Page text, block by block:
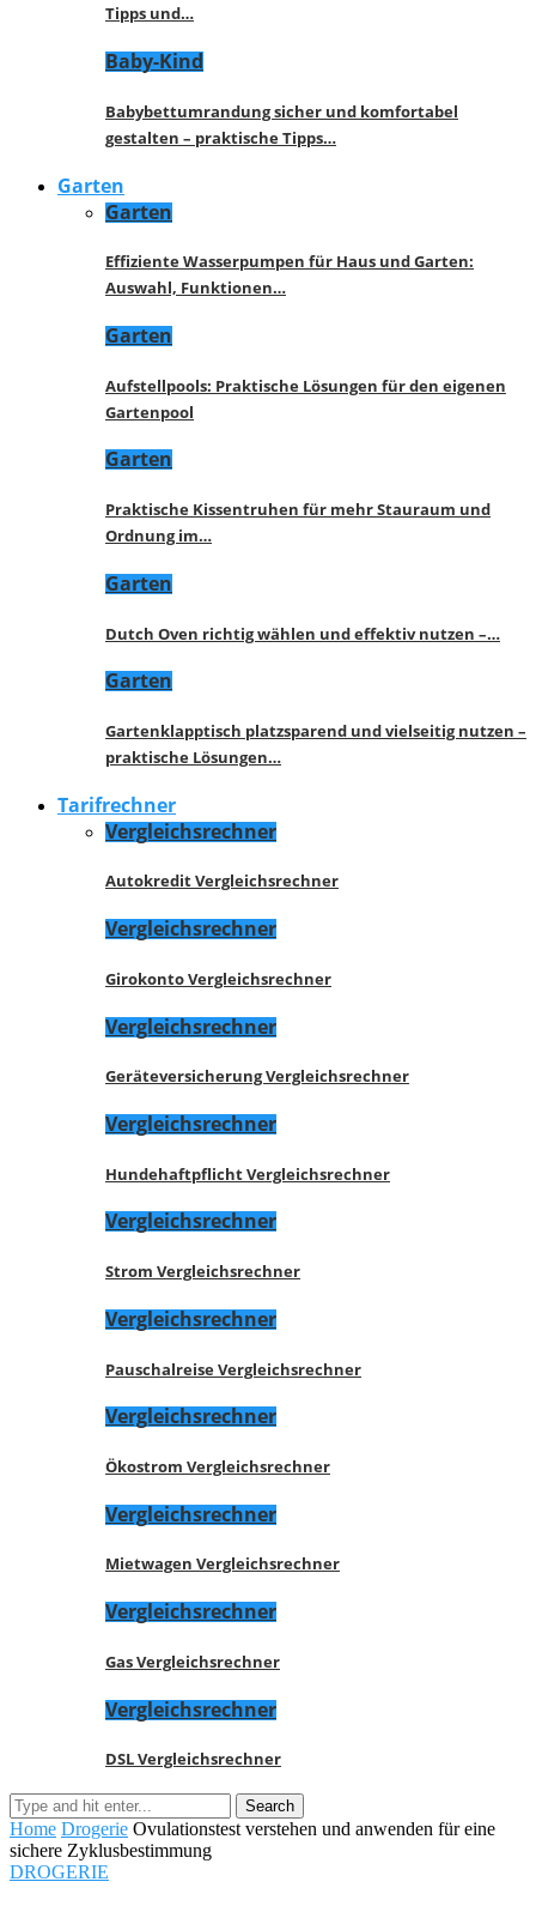
Tipps und…
Baby-Kind
Babybettumrandung sicher und komfortabel
gestalten – praktische Tipps…
Garten
Garten
Effiziente Wasserpumpen für Haus und Garten:
Auswahl, Funktionen…
Garten
Aufstellpools: Praktische Lösungen für den eigenen
Gartenpool
Garten
Praktische Kissentruhen für mehr Stauraum und
Ordnung im…
Garten
Dutch Oven richtig wählen und effektiv nutzen –…
Garten
Gartenklapptisch platzsparend und vielseitig nutzen –
praktische Lösungen…
Tarifrechner
Vergleichsrechner
Autokredit Vergleichsrechner
Vergleichsrechner
Girokonto Vergleichsrechner
Vergleichsrechner
Geräteversicherung Vergleichsrechner
Vergleichsrechner
Hundehaftpflicht Vergleichsrechner
Vergleichsrechner
Strom Vergleichsrechner
Vergleichsrechner
Pauschalreise Vergleichsrechner
Vergleichsrechner
Ökostrom Vergleichsrechner
Vergleichsrechner
Mietwagen Vergleichsrechner
Vergleichsrechner
Gas Vergleichsrechner
Vergleichsrechner
DSL Vergleichsrechner
Home Drogerie Ovulationstest verstehen und anwenden für eine
sichere Zyklusbestimmung
DROGERIE